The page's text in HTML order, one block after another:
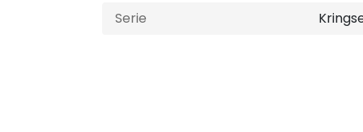
Serie